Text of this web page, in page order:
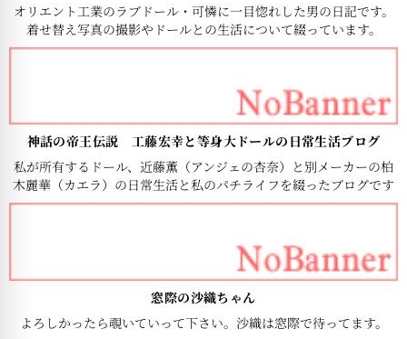
オリエント工業のラブドール・可憐に一目惚れした男の日記です。
着せ替え写真の撮影やドールとの生活について綴っています。
神話の帝王伝説 工藤宏幸と等身大ドールの日常生活ブログ
私が所有するドール、近藤薫（アンジェの杏奈）と別メーカーの柏
木麗華（カエラ）の日常生活と私のパチライフを綴ったブログです
窓際の沙織ちゃん
よろしかったら覗いていって下さい。沙織は窓際で待ってます。